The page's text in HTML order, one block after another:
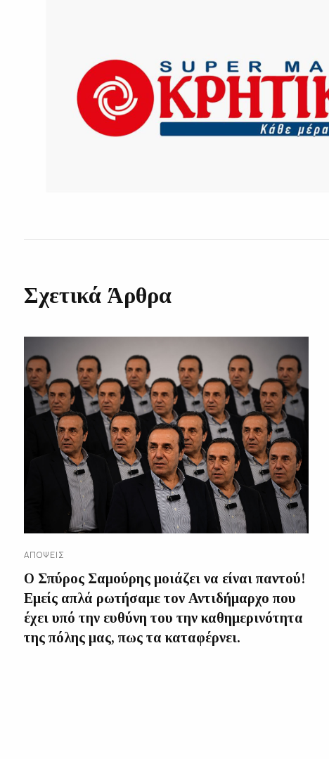
Σχετικά Άρθρα
ΑΠΌΨΕΙΣ
Ο Σπύρος Σαμούρης μοιάζει να είναι παντού!
Εμείς απλά ρωτήσαμε τον Αντιδήμαρχο που
έχει υπό την ευθύνη του την καθημερινότητα
της πόλης μας, πως τα καταφέρνει.